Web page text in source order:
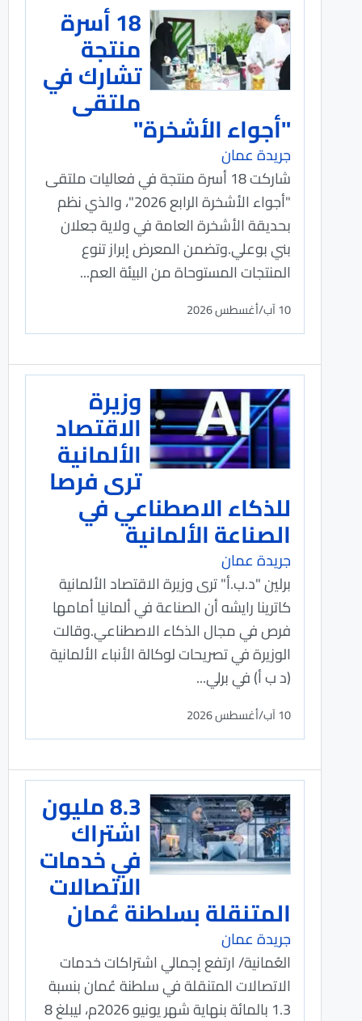
18 أسرة
منتجة
تشارك في
ملتقى
"أجواء الأشخرة"
جريدة عمان
شاركت 18 أسرة منتجة في فعاليات ملتقى
"أجواء الأشخرة الرابع 2026"، والذي نظم
بحديقة الأشخرة العامة في ولاية جعلان
بني بوعلي.وتضمن المعرض إبراز تنوع
المنتجات المستوحاة من البيئة العم...
10 آب/أغسطس 2026
وزيرة
الاقتصاد
الألمانية
ترى فرصا
للذكاء الاصطناعي في
الصناعة الألمانية
جريدة عمان
برلين "د.ب.أ" ترى وزيرة الاقتصاد الألمانية
كاترينا رايشه أن الصناعة في ألمانيا أمامها
فرص في مجال الذكاء الاصطناعي.وقالت
الوزيرة في تصريحات لوكالة الأنباء الألمانية
(د ب أ) في برلي...
10 آب/أغسطس 2026
8.3 مليون
اشتراك
في خدمات
الاتصالات
المتنقلة بسلطنة عُمان
جريدة عمان
العُمانية/ ارتفع إجمالي اشتراكات خدمات
الاتصالات المتنقلة في سلطنة عُمان بنسبة
1.3 بالمائة بنهاية شهر يونيو 2026م، ليبلغ 8